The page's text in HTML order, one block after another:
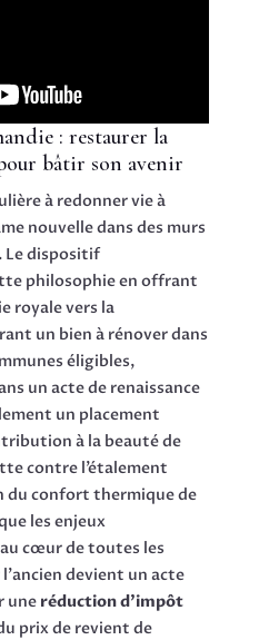
: restaurer la
bâtir son avenir
à redonner vie à
nouvelle dans des murs
Le dispositif
philosophie en offrant
royale vers la
un bien à rénover dans
éligibles,
un acte de renaissance
un placement
à la beauté de
contre l’étalement
du confort thermique de
les enjeux
cœur de toutes les
devient un acte
une réduction d’impôt
prix de revient de